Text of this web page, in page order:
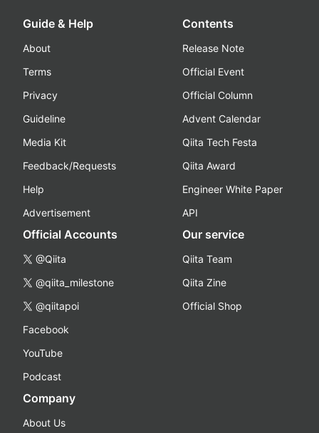
Guide & Help
About
Terms
Privacy
Guideline
Media Kit
Feedback/Requests
Help
Advertisement
Contents
Release Note
Official Event
Official Column
Advent Calendar
Qiita Tech Festa
Qiita Award
Engineer White Paper
API
Official Accounts
@Qiita
@qiita_milestone
@qiitapoi
Facebook
YouTube
Podcast
Our service
Qiita Team
Qiita Zine
Official Shop
Company
About Us